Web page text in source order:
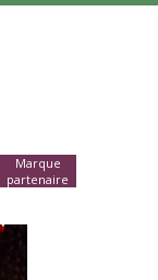
Marque
partenaire